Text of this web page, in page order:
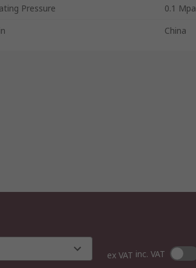
Pressure
0.1 Mpa
China
ex VAT inc. VAT